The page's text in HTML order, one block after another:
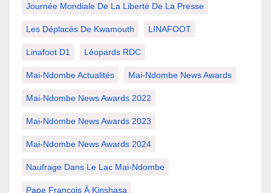
Journée Mondiale De La Liberté De La Presse
Les Déplacés De Kwamouth LINAFOOT
Linafoot D1 Léopards RDC
Mai-Ndombe Actualités Mai-Ndombe News Awards
Mai-Ndombe News Awards 2022
Mai-Ndombe News Awards 2023
Mai-Ndombe News Awards 2024
Naufrage Dans Le Lac Mai-Ndombe
Pape François À Kinshasa